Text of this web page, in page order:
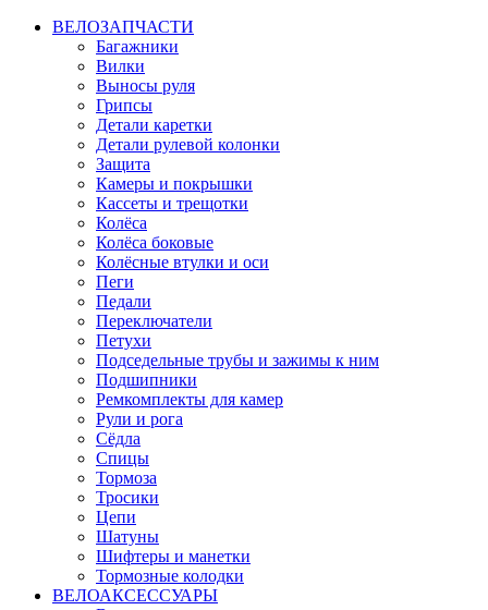
ВЕЛОЗАПЧАСТИ
Багажники
Вилки
Выносы руля
Грипсы
Детали каретки
Детали рулевой колонки
Защита
Камеры и покрышки
Кассеты и трещотки
Колёса
Колёса боковые
Колёсные втулки и оси
Пеги
Педали
Переключатели
Петухи
Подседельные трубы и зажимы к ним
Подшипники
Ремкомплекты для камер
Рули и рога
Сёдла
Спицы
Тормоза
Тросики
Цепи
Шатуны
Шифтеры и манетки
Тормозные колодки
ВЕЛОАКСЕССУАРЫ